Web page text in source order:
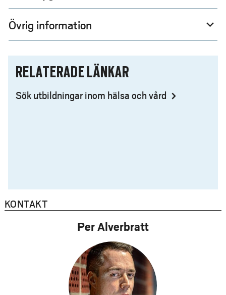
Övrig information expand_more
RELATERADE LÄNKAR
Sök utbildningar inom hälsa och vård
KONTAKT
Per Alverbratt